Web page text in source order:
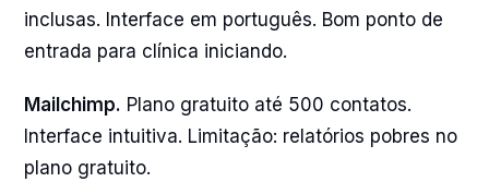
inclusas. Interface em português. Bom ponto de
entrada para clínica iniciando.
Mailchimp. Plano gratuito até 500 contatos.
Interface intuitiva. Limitação: relatórios pobres no
plano gratuito.